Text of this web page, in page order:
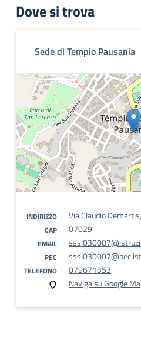
Dove si trova
Sede di Tempio Pausania
INDIRIZZO Via Claudio
CAP 07029
EMAIL
PEC
TELEFONO
079671353
Naviga su Google